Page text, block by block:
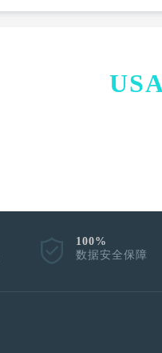
100%
数据安全保障